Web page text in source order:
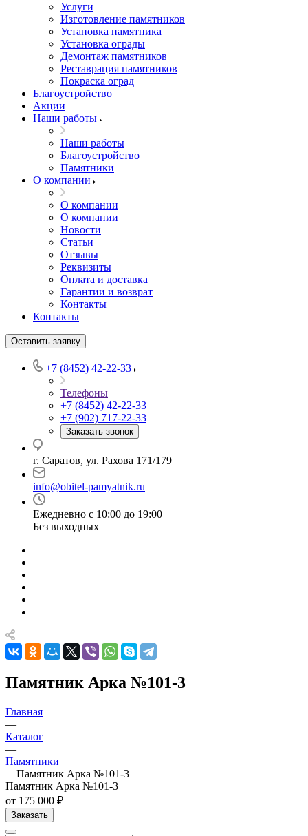
Услуги
Изготовление памятников
Установка памятника
Установка ограды
Демонтаж памятников
Реставрация памятников
Покраска оград
Благоустройство
Акции
Наши работы
Наши работы
Благоустройство
Памятники
О компании
О компании
О компании
Новости
Статьи
Отзывы
Реквизиты
Оплата и доставка
Гарантии и возврат
Контакты
Контакты
Оставить заявку
+7 (8452) 42-22-33
Телефоны
+7 (8452) 42-22-33
+7 (902) 717-22-33
Заказать звонок
г. Саратов, ул. Рахова 171/179
info@obitel-pamyatnik.ru
Ежедневно с 10:00 до 19:00
Без выходных
Памятник Арка №101-3
Главная
—
Каталог
—
Памятники
—Памятник Арка №101-3
Памятник Арка №101-3
от 175 000 ₽
Заказать